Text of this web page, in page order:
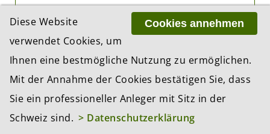
Cookies annehmen
Diese Website
verwendet Cookies, um
Ihnen eine bestmögliche Nutzung zu ermöglichen.
Mit der Annahme der Cookies bestätigen Sie, dass
Sie ein professioneller Anleger mit Sitz in der
Schweiz sind. > Datenschutzerklärung